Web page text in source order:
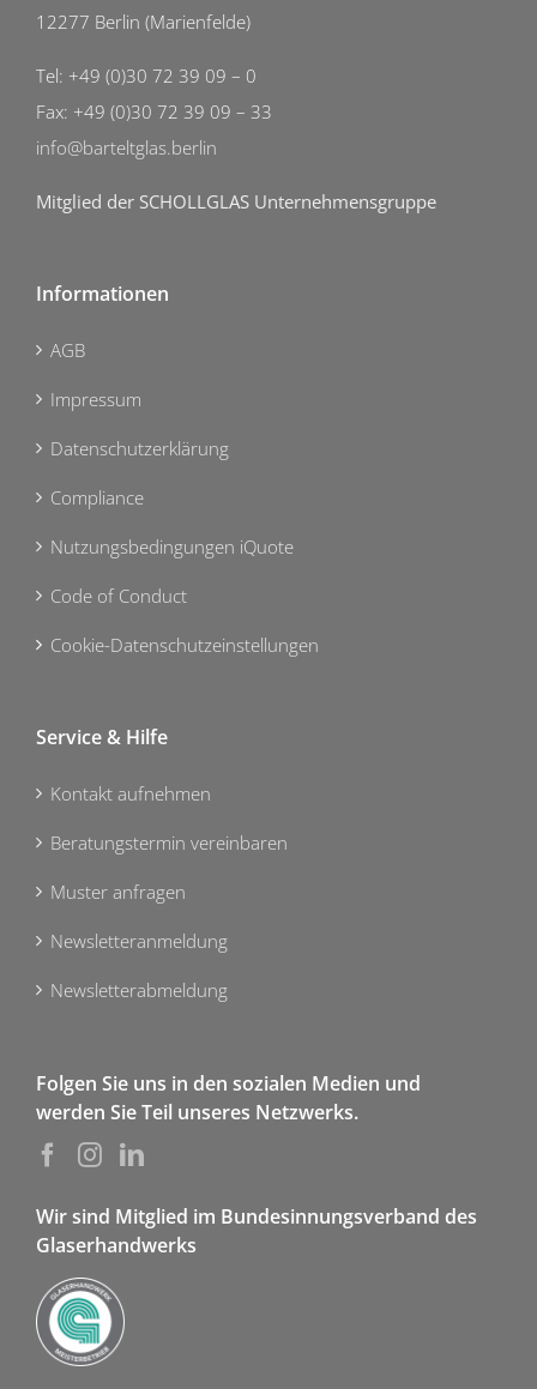
12277 Berlin (Marienfelde)
Tel: +49 (0)30 72 39 09 – 0
Fax: +49 (0)30 72 39 09 – 33
info@barteltglas.berlin
Mitglied der SCHOLLGLAS Unternehmensgruppe
Informationen
AGB
Impressum
Datenschutzerklärung
Compliance
Nutzungsbedingungen iQuote
Code of Conduct
Cookie-Datenschutzeinstellungen
Service & Hilfe
Kontakt aufnehmen
Beratungstermin vereinbaren
Muster anfragen
Newsletteranmeldung
Newsletterabmeldung
Folgen Sie uns in den sozialen Medien und
werden Sie Teil unseres Netzwerks.
Wir sind Mitglied im Bundesinnungsverband des
Glaserhandwerks